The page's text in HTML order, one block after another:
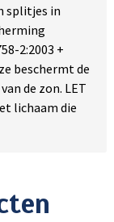
splitjes in
2:2003 +
beschermt de
de zon. LET
lichaam die